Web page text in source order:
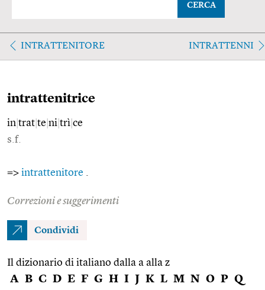
CERCA
INTRATTENITORE INTRATTENNI
intrattenitrice
in trat te ni trì ce
s.f.
=> intrattenitore
Correzioni e suggerimenti
Condividi
Il dizionario di italiano dalla a alla z
A B C D E F G H I J K L M N O P Q